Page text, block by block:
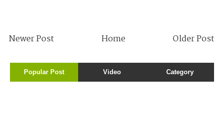
Newer Post Older Post
Home
Popular Post Video Category